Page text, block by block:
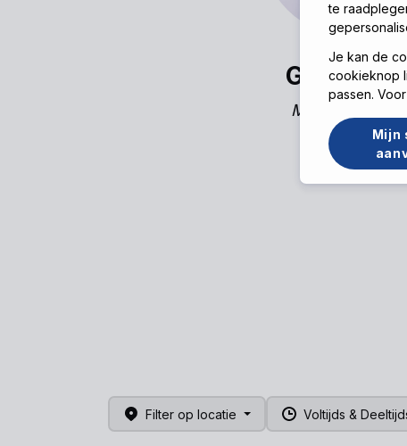
Geert
Manager Hout -
Inhouse
Filter op locatie Voltijds &
te
Je kan de
cookieknop
passen.
Mijn